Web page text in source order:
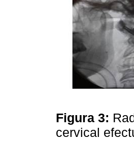
Figura 3:
cervical